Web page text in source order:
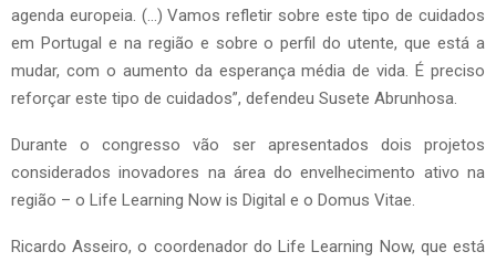
agenda europeia. (…) Vamos refletir sobre este tipo de cuidados
em Portugal e na região e sobre o perfil do utente, que está a
mudar, com o aumento da esperança média de vida. É preciso
reforçar este tipo de cuidados”, defendeu Susete Abrunhosa.
Durante o congresso vão ser apresentados dois projetos
considerados inovadores na área do envelhecimento ativo na
região – o Life Learning Now is Digital e o Domus Vitae.
Ricardo Asseiro, o coordenador do Life Learning Now, que está